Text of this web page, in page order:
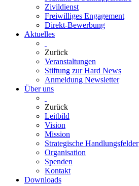
Zivildienst
Freiwilliges Engagement
Direkt-Bewerbung
Aktuelles
Zurück
Veranstaltungen
Stiftung zur Hard News
Anmeldung Newsletter
Über uns
Zurück
Leitbild
Vision
Mission
Strategische Handlungsfelder
Organisation
Spenden
Kontakt
Downloads